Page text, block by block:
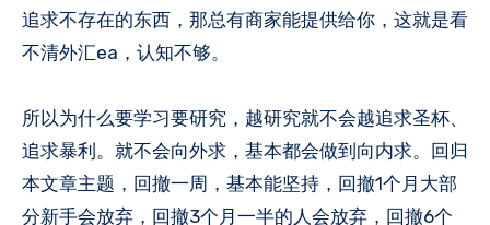
追求不存在的东西，那总有商家能提供给你，这就是看
不清外汇ea，认知不够。
所以为什么要学习要研究，越研究就不会越追求圣杯、
追求暴利。就不会向外求，基本都会做到向内求。回归
本文章主题，回撤一周，基本能坚持，回撤1个月大部
分新手会放弃，回撤3个月一半的人会放弃，回撤6个